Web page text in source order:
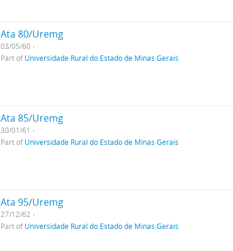
Ata 80/Uremg
03/05/60
Part ofUniversidade Rural do Estado de Minas Gerais
Ata 85/Uremg
30/01/61
Part ofUniversidade Rural do Estado de Minas Gerais
Ata 95/Uremg
27/12/62
Part ofUniversidade Rural do Estado de Minas Gerais